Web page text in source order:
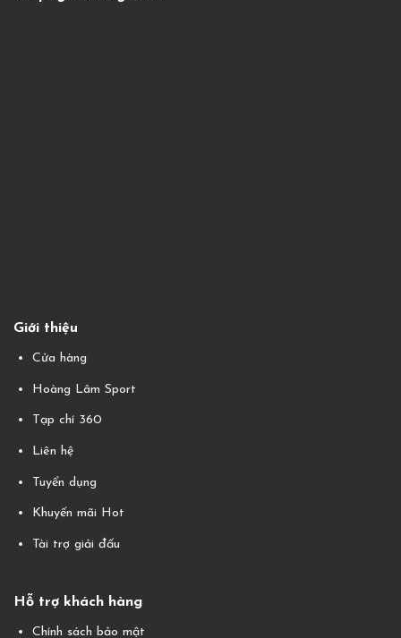
Giới thiệu
Cửa hàng
Hoàng Lâm Sport
Tạp chí 360
Liên hệ
Tuyển dụng
Khuyến mãi Hot
Tài trợ giải đấu
Hỗ trợ khách hàng
Chính sách bảo mật